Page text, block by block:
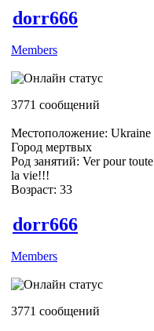
dorr666
Members
3771 сообщений
Местоположение: Ukraine
Город мертвых
Род занятий: Ver pour toute
la vie!!!
Возраст: 33
dorr666
Members
3771 сообщений